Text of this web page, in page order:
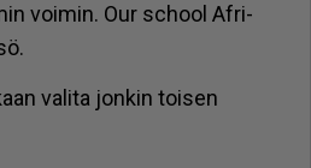
voi­min. Our school Af­ri­
va­li­ta jon­kin toi­sen